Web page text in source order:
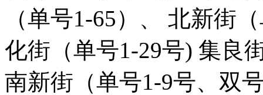
（单号1-65）、 北新街
化街（单号1-29号) 集良
南新街（单号1-9号、双